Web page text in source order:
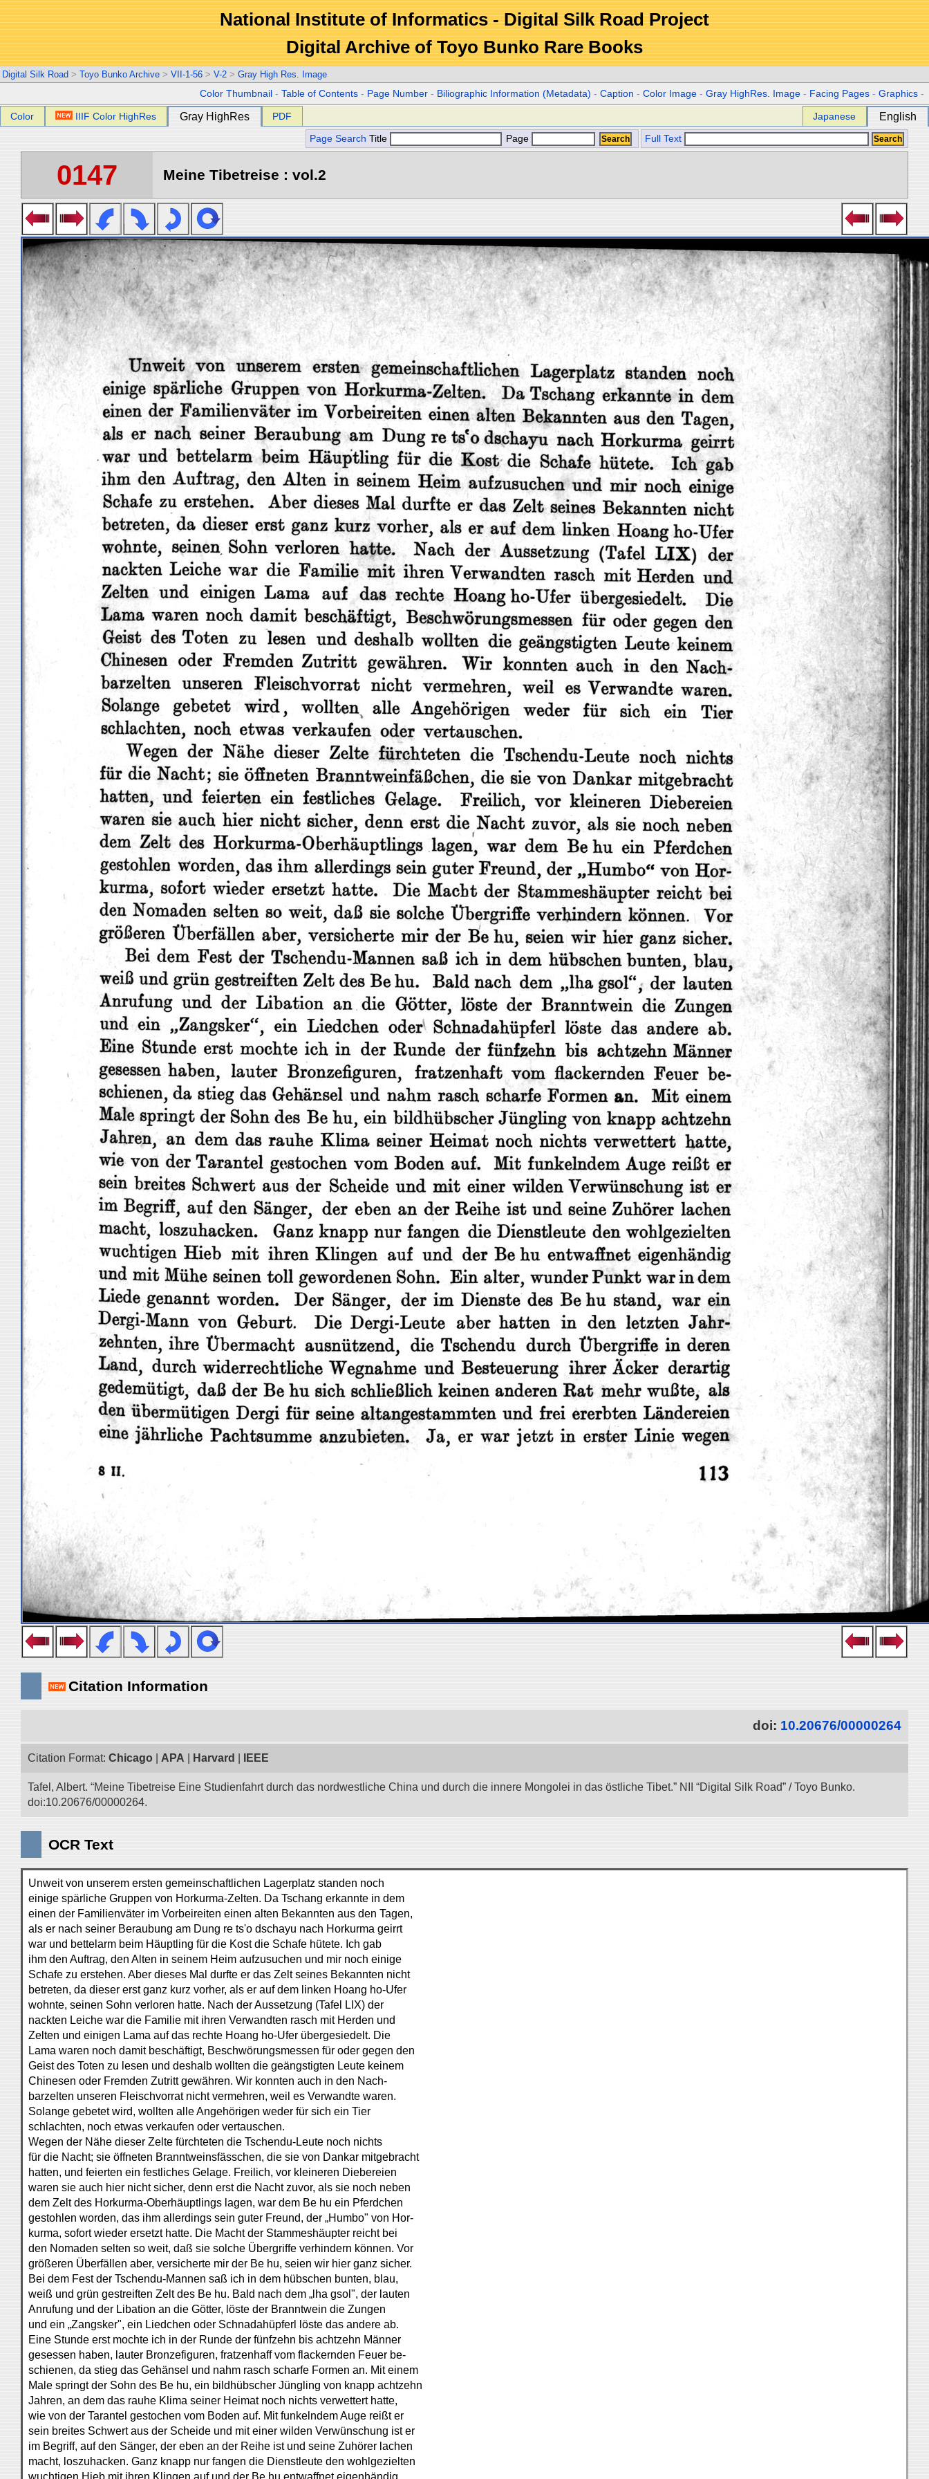
National Institute of Informatics - Digital Silk Road Project
Digital Archive of Toyo Bunko Rare Books
Digital Silk Road > Toyo Bunko Archive > VII-1-56 > V-2 > Gray High Res. Image
Color Thumbnail -Table of Contents - Page Number - Biliographic Information (Metadata) -Caption -Color Image -Gray HighRes. Image - Facing Pages -Graphics -
Color IIIF Color HighRes Gray HighRes PDF Japanese English
Page Search Title Page Full Text
0147 Meine Tibetreise : vol.2
Citation Information
doi: 10.20676/00000264
Citation Format: Chicago APA Harvard IEEE
Tafel, Albert. “Meine Tibetreise Eine Studienfahrt durch das nordwestliche China und durch die innere Mongolei in das östliche Tibet.” NII “Digital Silk Road” / Toyo Bunko.
doi:10.20676/00000264.
OCR Text
Unweit von unserem ersten gemeinschaftlichen Lagerplatz standen noch
einige spärliche Gruppen von Horkurma-Zelten. Da Tschang erkannte in dem
einen der Familienväter im Vorbeireiten einen alten Bekannten aus den Tagen,
als er nach seiner Beraubung am Dung re ts'o dschayu nach Horkurma geirrt
war und bettelarm beim Häuptling für die Kost die Schafe hütete. Ich gab
ihm den Auftrag, den Alten in seinem Heim aufzusuchen und mir noch einige
Schafe zu erstehen. Aber dieses Mal durfte er das Zelt seines Bekannten nicht
betreten, da dieser erst ganz kurz vorher, als er auf dem linken Hoang ho-Ufer
wohnte, seinen Sohn verloren hatte. Nach der Aussetzung (Tafel LIX) der
nackten Leiche war die Familie mit ihren Verwandten rasch mit Herden und
Zelten und einigen Lama auf das rechte Hoang ho-Ufer übergesiedelt. Die
Lama waren noch damit beschäftigt, Beschwörungsmessen für oder gegen den
Geist des Toten zu lesen und deshalb wollten die geängstigten Leute keinem
Chinesen oder Fremden Zutritt gewähren. Wir konnten auch in den Nach-
barzelten unseren Fleischvorrat nicht vermehren, weil es Verwandte waren.
Solange gebetet wird, wollten alle Angehörigen weder für sich ein Tier
schlachten, noch etwas verkaufen oder vertauschen.
Wegen der Nähe dieser Zelte fürchteten die Tschendu-Leute noch nichts
für die Nacht; sie öffneten Branntweinsfässchen, die sie von Dankar mitgebracht
hatten, und feierten ein festliches Gelage. Freilich, vor kleineren Diebereien
waren sie auch hier nicht sicher, denn erst die Nacht zuvor, als sie noch neben
dem Zelt des Horkurma-Oberhäuptlings lagen, war dem Be hu ein Pferdchen
gestohlen worden, das ihm allerdings sein guter Freund, der „Humbo" von Hor-
kurma, sofort wieder ersetzt hatte. Die Macht der Stammeshäupter reicht bei
den Nomaden selten so weit, daß sie solche Übergriffe verhindern können. Vor
größeren Überfällen aber, versicherte mir der Be hu, seien wir hier ganz sicher.
Bei dem Fest der Tschendu-Mannen saß ich in dem hübschen bunten, blau,
weiß und grün gestreiften Zelt des Be hu. Bald nach dem „lha gsol", der lauten
Anrufung und der Libation an die Götter, löste der Branntwein die Zungen
und ein „Zangsker", ein Liedchen oder Schnadahüpferl löste das andere ab.
Eine Stunde erst mochte ich in der Runde der fünfzehn bis achtzehn Männer
gesessen haben, lauter Bronzefiguren, fratzenhaff vom flackernden Feuer be-
schienen, da stieg das Gehänsel und nahm rasch scharfe Formen an. Mit einem
Male springt der Sohn des Be hu, ein bildhübscher Jüngling von knapp achtzehn
Jahren, an dem das rauhe Klima seiner Heimat noch nichts verwettert hatte,
wie von der Tarantel gestochen vom Boden auf. Mit funkelndem Auge reißt er
sein breites Schwert aus der Scheide und mit einer wilden Verwünschung ist er
im Begriff, auf den Sänger, der eben an der Reihe ist und seine Zuhörer lachen
macht, loszuhacken. Ganz knapp nur fangen die Dienstleute den wohlgezielten
wuchtigen Hieb mit ihren Klingen auf und der Be hu entwaffnet eigenhändig